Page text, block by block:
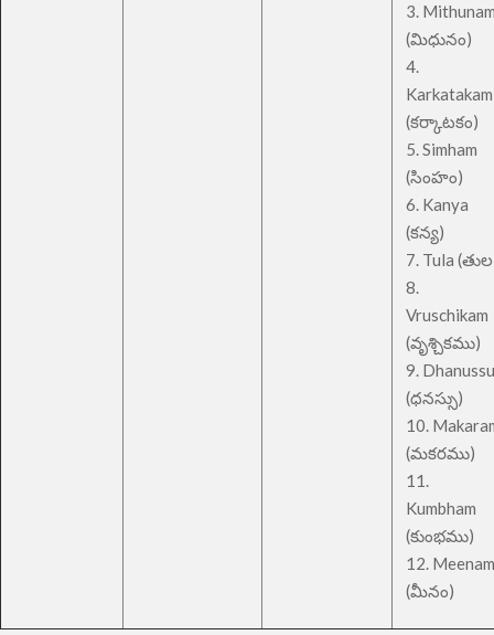
3.
(మిధునం)
4.
Karkatakam
(కర్కాటకం)
5. Simham
(సింహం)
6. Kanya
(కన్య)
7. Tula
8.
Vruschikam
(వృశ్చికము)
9. Dhanussu
(ధనస్సు)
10.
(మకరము)
11.
Kumbham
(కుంభము)
12. Meenam
(మీనం)